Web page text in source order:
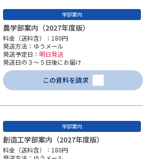
大学進学IDについて
受付内容・発送状況の確認
訂正のご案内
学部案内
農学部案内（2027年度版）
料金（送料含）：180円
発送方法：ゆうメール
発送予定日： 明日発送
発送日の３～５日後にお届け
この資料を請求
学部案内
創造工学部案内（2027年度版）
料金（送料含）：180円